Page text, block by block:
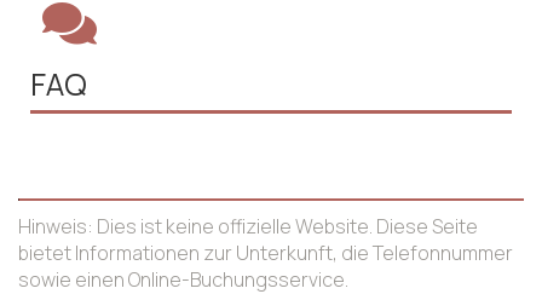
FAQ
Hinweis: Dies ist keine offizielle Website. Diese Seite
bietet Informationen zur Unterkunft, die Telefonnummer
sowie einen Online-Buchungsservice.